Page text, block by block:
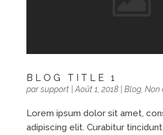
BLOG TITLE 1
parsupport| Août 1, 2018| Blog, Non
Lorem ipsum dolor sit amet,
adipiscing elit. Curabitur